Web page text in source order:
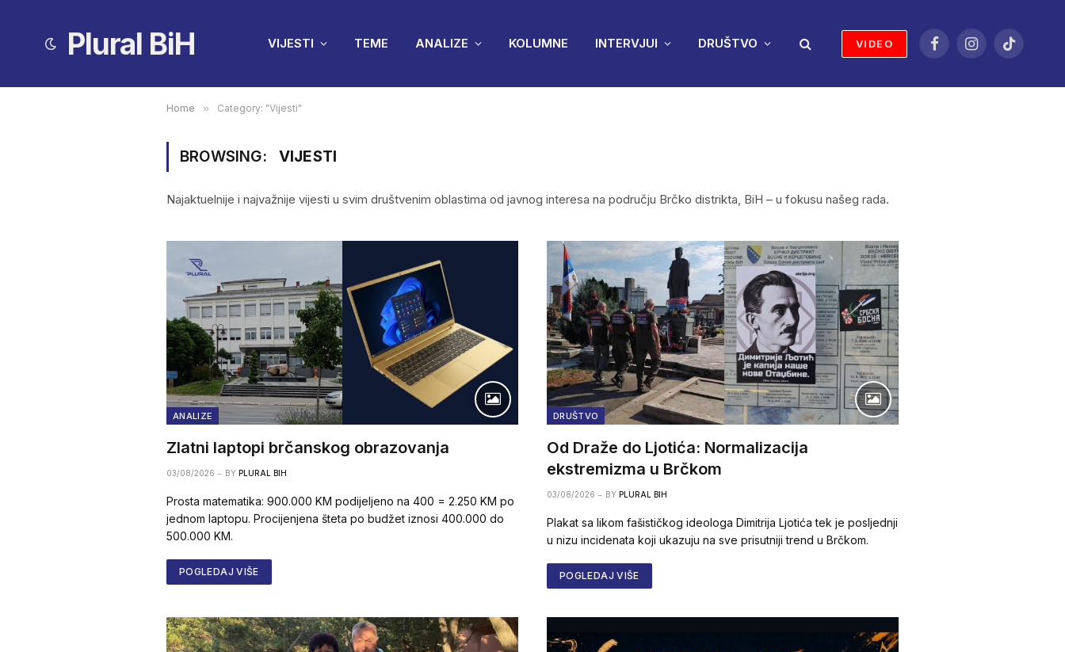
Plural BiH VIJESTI TEME ANALIZE KOLUMNE INTERVJUI DRUŠTVO VIDEO
FacebookInstagramTikTok
Home » Category: "Vijesti"
BROWSING: VIJESTI
Najaktuelnije i najvažnije vijesti u svim društvenim oblastima od javnog interesa na području Brčko distrikta, BiH – u fokusu našeg rada.
ANALIZE
Zlatni laptopi brčanskog obrazovanja
03/08/2026 BY PLURAL BIH
Prosta matematika: 900.000 KM podijeljeno na 400 = 2.250 KM po
jednom laptopu. Procijenjena šteta po budžet iznosi 400.000 do
500.000 KM.
POGLEDAJ VIŠE
DRUŠTVO
Od Draže do Ljotića: Normalizacija
ekstremizma u Brčkom
03/08/2026 BY PLURAL BIH
Plakat sa likom fašističkog ideologa Dimitrija Ljotića tek je posljednji
u nizu incidenata koji ukazuju na sve prisutniji trend u Brčkom.
POGLEDAJ VIŠE